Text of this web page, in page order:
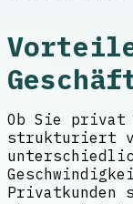
Ob Sie privat
strukturiert
Privatkunden